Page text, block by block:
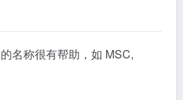
名称很有帮助，如 MSC,